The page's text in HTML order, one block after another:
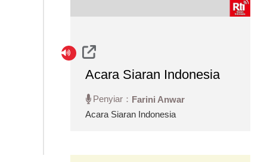
Acara Siaran Indonesia
Penyiar： Farini Anwar
Acara Siaran Indonesia